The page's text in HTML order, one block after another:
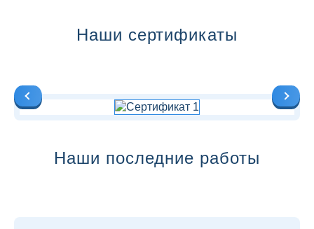
Наши сертификаты
Наши последние работы